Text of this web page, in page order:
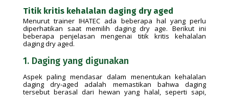
Titik kritis kehalalan daging dry aged
Menurut trainer IHATEC ada beberapa hal yang perlu
diperhatikan saat memilih daging dry age. Berikut ini
beberapa penjelasan mengenai titik kritis kehalalan
daging dry aged.
1. Daging yang digunakan
Aspek paling mendasar dalam menentukan kehalalan
daging dry-aged adalah memastikan bahwa daging
tersebut berasal dari hewan yang halal, seperti sapi,